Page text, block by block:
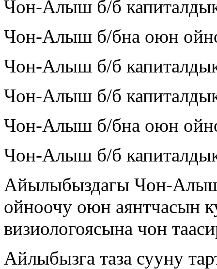
Чон-Алыш б/б
Чон-Алыш б/бна оюн
Чон-Алыш б/б
Чон-Алыш б/б
Чон-Алыш б/бна оюн
Чон-Алыш б/б
Айылыбыздагы Чон-Алыш
ойноочу оюн аянтчасын
визиологоясына чон
Айлыбызга таза сууну